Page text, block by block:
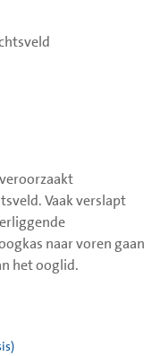
Vaak verslapt
naar voren gaan
het ooglid.